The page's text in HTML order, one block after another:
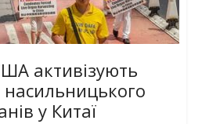
активізують
насильницького
у Китаї